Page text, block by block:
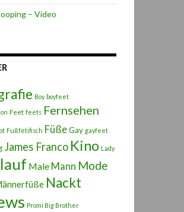
– Video
Boy boyfeet
Feet feets Fernsehen
Fußfetifisch FüßeGay gayfeet
James Franco Kino Lady
Male Mann Mode
Nackt
Promi Big Brother